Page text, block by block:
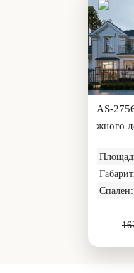
AS-
жного
ым
Спален: